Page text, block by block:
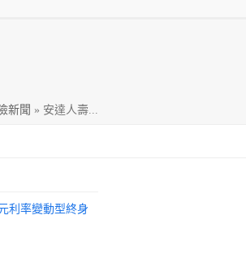
新聞 » 安達人壽...
利率變動型終身